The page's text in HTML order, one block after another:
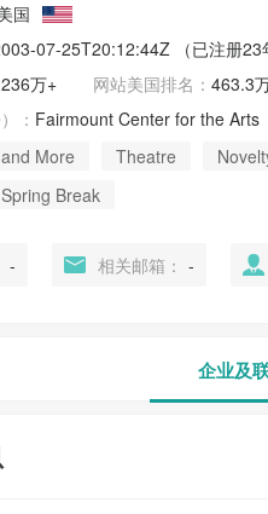
国
07-25T20:12:44Z
（已注册23
万+ 网站美国排名： 463.3
： Fairmount Center for the Arts
and More Theatre
Spring Break
- 相关邮箱： -
企业及